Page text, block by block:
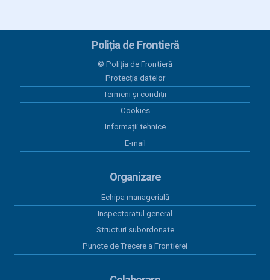
A.I.Cuza Bucuresti cu frecventa redusa sesiunea
Anunt concurs admitere Academie de Poliție
A.I.Cuza Bucuresti cu frecventa 2026
Anunț - recrutare candidați pe locuri MAI în
institutțile de învățământ ale MApN sesiunea iulie-
02 octombrie 2025
admitere septembrie-decembrie 2025 la Ș.P.A.P.F.
30 septembrie 2025
Tabel nominal cu rezultatele finale obținute de
candidați la examenul de promovare în trepte
profesionale superioare a personalului contractual
Poliția de Frontieră
© Poliția de Frontieră
Protecția datelor
Termeni și condiții
Cookies
Informații tehnice
E-mail
Organizare
Echipa managerială
Inspectoratul general
Structuri subordonate
Puncte de Trecere a Frontierei